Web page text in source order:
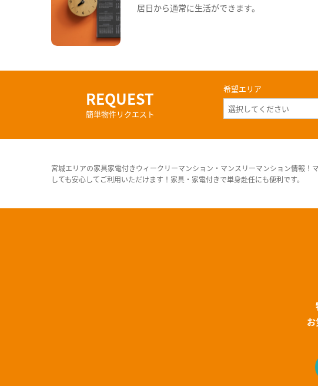
居日から通常に生活ができます。
REQUEST
簡単物件リクエスト
希望エリア
宮城エリアの家具家電付きウィークリーマンション・マンスリーマンション情報
しても安心してご利用いただけます！家具・家電付きで単身赴任にも便利です。